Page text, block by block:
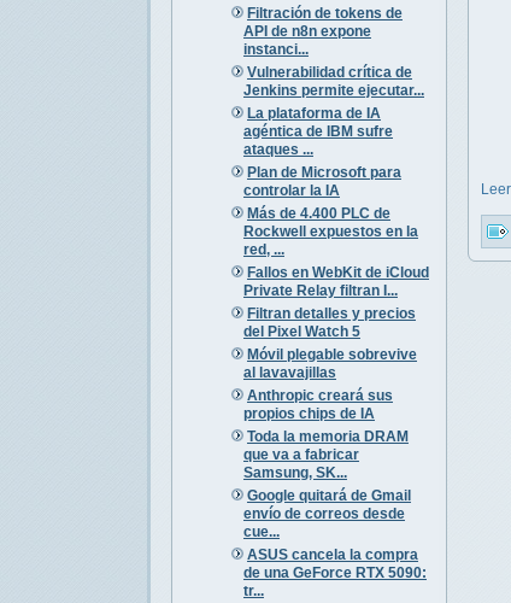
Filtración de tokens de
API de n8n expone
instanci...
Vulnerabilidad crítica de
Jenkins permite ejecutar...
La plataforma de IA
agéntica de IBM sufre
ataques ...
Plan de Microsoft para
controlar la IA
Más de 4.400 PLC de
Rockwell expuestos en la
red, ...
Fallos en WebKit de iCloud
Private Relay filtran I...
Filtran detalles y precios
del Pixel Watch 5
Móvil plegable sobrevive
al lavavajillas
Anthropic creará sus
propios chips de IA
Toda la memoria DRAM
que va a fabricar
Samsung, SK...
Google quitará de Gmail
envío de correos desde
cue...
ASUS cancela la compra
de una GeForce RTX 5090:
tr...